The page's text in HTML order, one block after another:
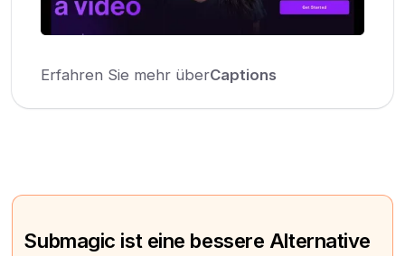
Erfahren Sie mehr überCaptions
Submagic ist eine bessere Alternative